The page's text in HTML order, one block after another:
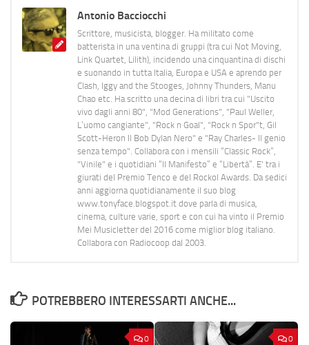
Antonio Bacciocchi
Scrittore, musicista, blogger. Ha militato come
batterista in una ventina di gruppi (tra cui Not Moving,
Link Quartet, Lilith), incidendo una cinquantina di dischi
e suonando in tutta Italia, Europa e USA e aprendo per
Clash, Iggy and the Stooges, Johnny Thunders, Manu
Chao etc. Ha scritto una decina di libri tra cui "Uscito
vivo dagli anni 80", "Mod Generations", "Paul Weller,
L’uomo cangiante", "Rock n Goal", "Rock n Spor"t, Gil
Scott-Heron Il Bob Dylan Nero" e "Ray Charles- Il genio
senza tempo". Collabora con i mensili “Classic Rock”,
"Vinile" e i quotidiani “Il Manifesto” e “Libertà”. E' tra i
giurati del Premio Tenco e del Rockol Awards. Da sedici
anni aggiorna quotidianamente il suo blog
www.tonyface.blogspot.it dove parla di musica,
cinema, culture varie, sport e con cui ha vinto il Premio
Mei Musicletter del 2016 come miglior blog italiano.
Collabora con Radiocoop dal 2003.
POTREBBERO INTERESSARTI ANCHE...
0 0